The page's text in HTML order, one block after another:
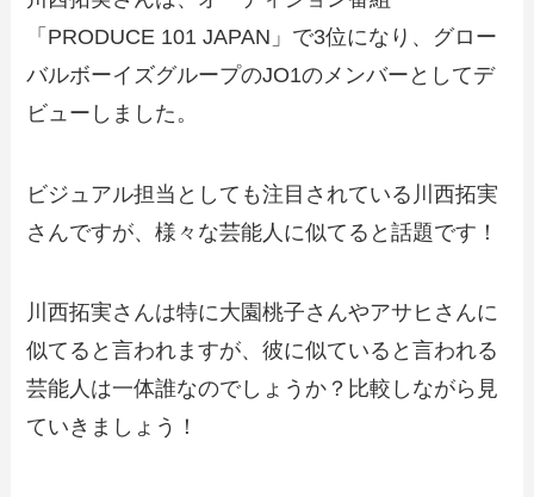
「PRODUCE 101 JAPAN」で3位になり、グロー
バルボーイズグループのJO1のメンバーとしてデ
ビューしました。
ビジュアル担当としても注目されている川西拓実
さんですが、様々な芸能人に似てると話題です！
川西拓実さんは特に大園桃子さんやアサヒさんに
似てると言われますが、彼に似ていると言われる
芸能人は一体誰なのでしょうか？比較しながら見
ていきましょう！